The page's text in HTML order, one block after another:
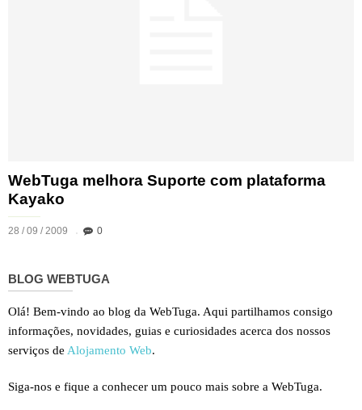
WebTuga melhora Suporte com plataforma
Kayako
28 / 09 / 2009 0
BLOG WEBTUGA
Olá! Bem-vindo ao blog da WebTuga. Aqui partilhamos consigo
informações, novidades, guias e curiosidades acerca dos nossos
serviços de Alojamento Web.
Siga-nos e fique a conhecer um pouco mais sobre a WebTuga.